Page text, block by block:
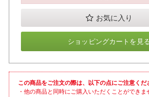
お気に入り
ショッピングカートを見る
この商品をご注文の際は、以下の点にご注意くだ
・他の商品と同時にご購入いただくことができま